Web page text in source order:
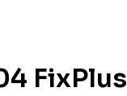
FixPlus